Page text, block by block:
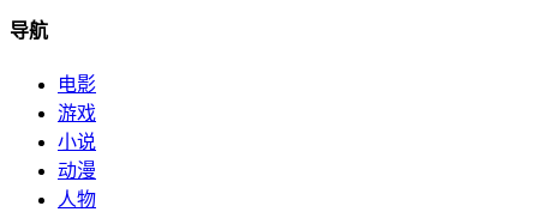
导航
电影
游戏
小说
动漫
人物